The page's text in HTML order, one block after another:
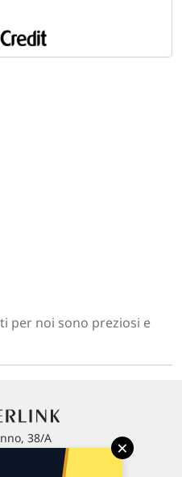
per noi sono preziosi e
38/A
460 401
×